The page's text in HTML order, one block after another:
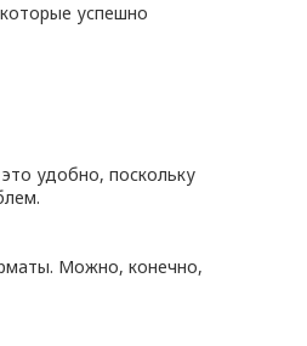
успешно
удобно, поскольку
Можно, конечно,